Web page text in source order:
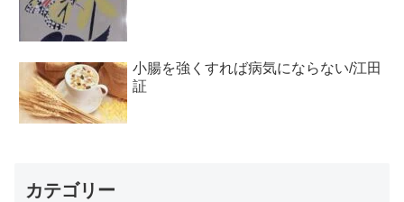
小腸を強くすれば病気にならない/江田
証
カテゴリー